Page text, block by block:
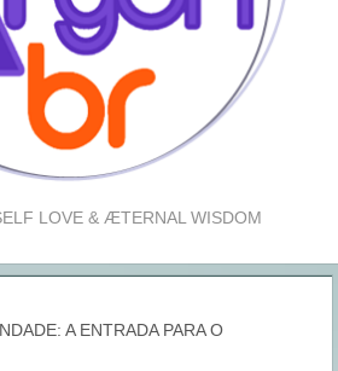
LOVE & ÆTERNAL WISDOM
A ENTRADA PARA O